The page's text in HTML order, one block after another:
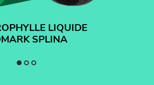
LIQUIDE
SPLINA